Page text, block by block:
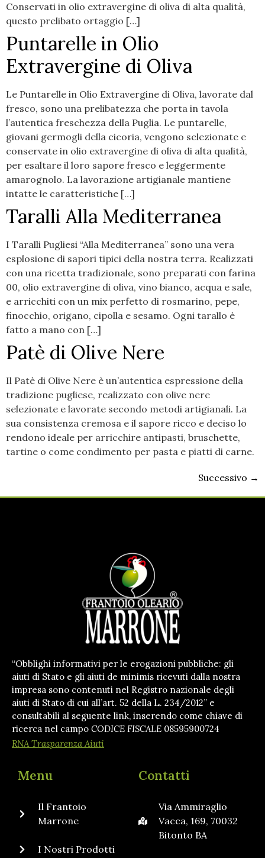
Conservati in olio extravergine di oliva di alta qualità,
questo prelibato ortaggio […]
Puntarelle in Olio
Extravergine di Oliva
Le Puntarelle in Olio Extravergine di Oliva, lavorate dal
fresco, sono una prelibatezza che porta in tavola
l’autentica freschezza della Puglia. Le puntarelle,
giovani germogli della cicoria, vengono selezionate e
conservate in olio extravergine di oliva di alta qualità,
per esaltare il loro sapore fresco e leggermente
amarognolo. La lavorazione artigianale mantiene
intatte le caratteristiche […]
Taralli Alla Mediterranea
I Taralli Pugliesi “Alla Mediterranea” sono una vera
esplosione di sapori tipici della nostra terra. Realizzati
con una ricetta tradizionale, sono preparati con farina
00, olio extravergine di oliva, vino bianco, acqua e sale,
e arricchiti con un mix perfetto di rosmarino, pepe,
finocchio, origano, cipolla e sesamo. Ogni tarallo è
fatto a mano con […]
Patè di Olive Nere
Il Patè di Olive Nere è un’autentica espressione della
tradizione pugliese, realizzato con olive nere
selezionate e lavorate secondo metodi artigianali. La
sua consistenza cremosa e il sapore ricco e deciso lo
rendono ideale per arricchire antipasti, bruschette,
tartine o come condimento per pasta e piatti di carne.
Successivo →
“Obblighi informativi per le erogazioni pubbliche: gli
aiuti di Stato e gli aiuti de minimis ricevuti dalla nostra
impresa sono contenuti nel Registro nazionale degli
aiuti di Stato di cui all’art. 52 della L. 234/2012” e
consultabili al seguente link, inserendo come chiave di
ricerca nel campo CODICE FISCALE 08595900724
RNA Trasparenza Aiuti
Menu
Il Frantoio
Marrone
I Nostri Prodotti
Contatti
Via Ammiraglio
Vacca, 169, 70032
Bitonto BA